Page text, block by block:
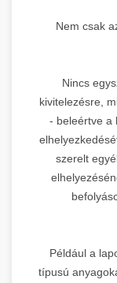
Nem csak
Nincs
kivitelezésre,
- beleértve a
szerelt
Például a
típusú